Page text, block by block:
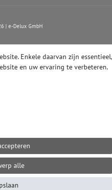
| e-Delux GmbH
Enkele daarvan zijn essentieel,
en uw ervaring te verbeteren.
alle